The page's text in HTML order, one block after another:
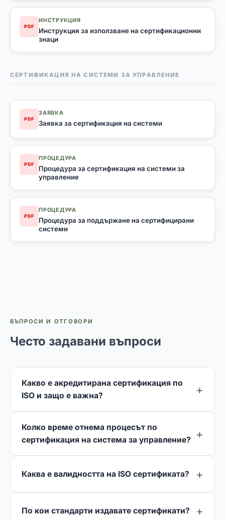
PDF
ИНСТРУКЦИЯ
Инструкция за използване на сертификационни
знаци
СЕРТИФИКАЦИЯ НА СИСТЕМИ ЗА УПРАВЛЕНИЕ
PDF
ЗАЯВКА
Заявка за сертификация на системи
PDF
ПРОЦЕДУРА
Процедура за сертификация на системи за
управление
PDF
ПРОЦЕДУРА
Процедура за поддържане на сертифицирани
системи
ВЪПРОСИ И ОТГОВОРИ
Често задавани въпроси
Какво е акредитирана сертификация по
ISO и защо е важна?
Колко време отнема процесът по
сертификация на система за управление?
Каква е валидността на ISO сертификата?
По кои стандарти издавате сертификати?